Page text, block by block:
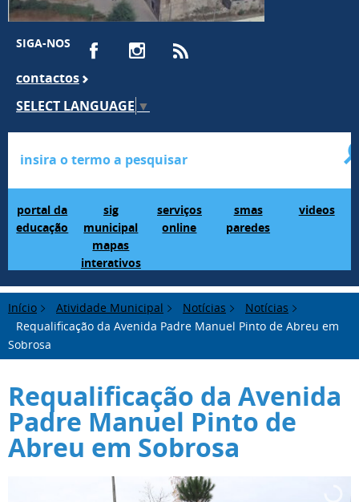
SIGA-NOS
contactos
SELECT LANGUAGE ▼
portal da
educação
sig
municipal
mapas
interativos
serviços
online
smas
paredes
videos
Início Atividade Municipal Notícias
Notícias
Requalificação da Avenida Padre Manuel Pinto de Abreu em
Sobrosa
Requalificação da Avenida
Padre Manuel Pinto de
Abreu em Sobrosa